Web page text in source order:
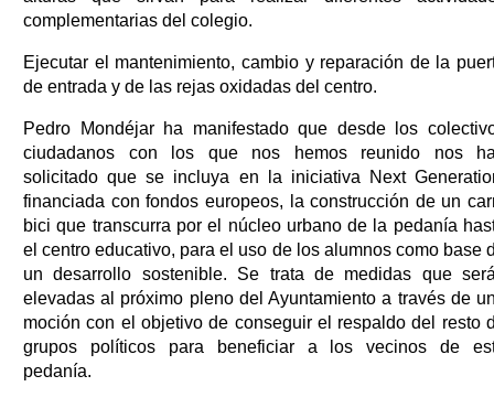
complementarias del colegio.
Ejecutar el mantenimiento, cambio y reparación de la
de entrada y de las rejas oxidadas del centro.
Pedro Mondéjar ha manifestado que desde los
ciudadanos con los que nos hemos reunido nos
solicitado que se incluya en la iniciativa Next
financiada con fondos europeos, la construcción de un
bici que transcurra por el núcleo urbano de la pedanía
el centro educativo, para el uso de los alumnos como base
un desarrollo sostenible. Se trata de medidas que
elevadas al próximo pleno del Ayuntamiento a través de
moción con el objetivo de conseguir el respaldo del resto
grupos políticos para beneficiar a los vecinos de
pedanía.